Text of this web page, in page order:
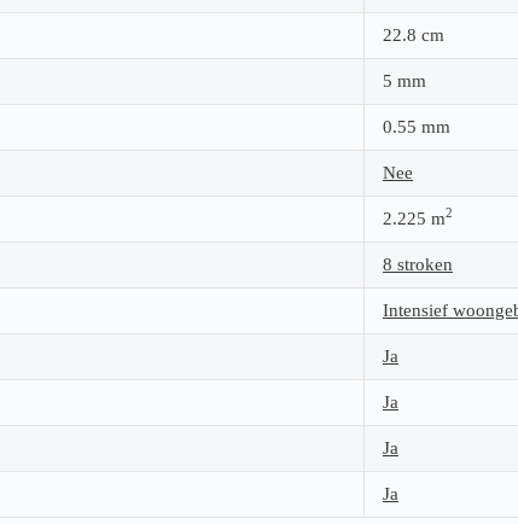
22.8 cm
5 mm
0.55 mm
Nee
2.225 m2
8 stroken
Intensief
Ja
Ja
Ja
Ja